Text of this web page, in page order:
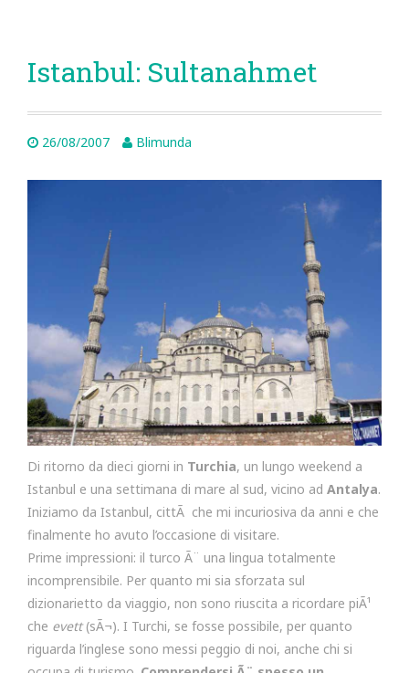
Istanbul: Sultanahmet
26/08/2007 Blimunda
Di ritorno da dieci giorni in Turchia, un lungo weekend a
Istanbul e una settimana di mare al sud, vicino ad Antalya.
Iniziamo da Istanbul, cittÃ che mi incuriosiva da anni e che
finalmente ho avuto l’occasione di visitare.
Prime impressioni: il turco Ã¨ una lingua totalmente
incomprensibile. Per quanto mi sia sforzata sul
dizionarietto da viaggio, non sono riuscita a ricordare piÃ¹
che evett(sÃ¬). I Turchi, se fosse possibile, per quanto
riguarda l’inglese sono messi peggio di noi, anche chi si